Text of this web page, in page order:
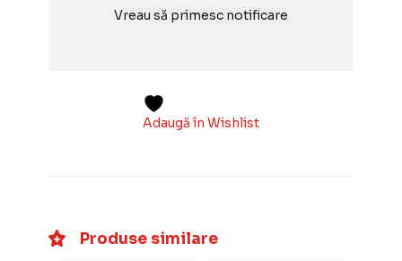
Vreau să primesc notificare
Adaugă în Wishlist
Produse similare